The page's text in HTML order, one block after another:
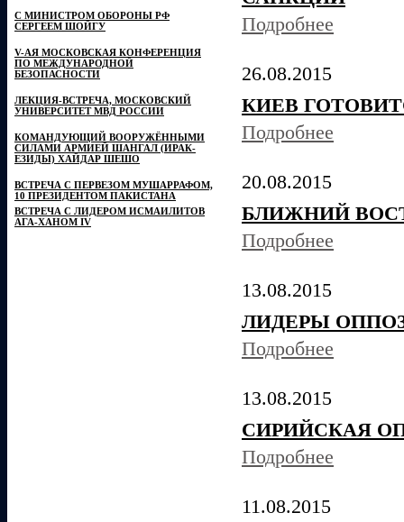
С МИНИСТРОМ ОБОРОНЫ РФ
СЕРГЕЕМ ШОЙГУ
V-АЯ МОСКОВСКАЯ КОНФЕРЕНЦИЯ
ПО МЕЖДУНАРОДНОЙ
БЕЗОПАСНОСТИ
ЛЕКЦИЯ-ВСТРЕЧА, МОСКОВСКИЙ
УНИВЕРСИТЕТ МВД РОССИИ
КОМАНДУЮЩИЙ ВООРУЖЁННЫМИ
СИЛАМИ АРМИЕЙ ШАНГАЛ (ИРАК-
ЕЗИДЫ) ХАЙДАР ШЕШО
ВСТРЕЧА С ПЕРВЕЗОМ МУШАРРАФОМ,
10 ПРЕЗИДЕНТОМ ПАКИСТАНА
ВСТРЕЧА С ЛИДЕРОМ ИСМАИЛИТОВ
АГА-ХАНОМ IV
Подробнее
26.08.2015
КИЕВ
Подробнее
20.08.2015
БЛИЖНИЙ
Подробнее
13.08.2015
ЛИДЕРЫ
Подробнее
13.08.2015
СИРИЙСКАЯ
Подробнее
11.08.2015